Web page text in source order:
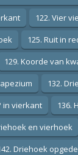
122. Vier
125. Ruit in
129. Koorde van
132.
in vierkant
136.
en vierhoek
Driehoek